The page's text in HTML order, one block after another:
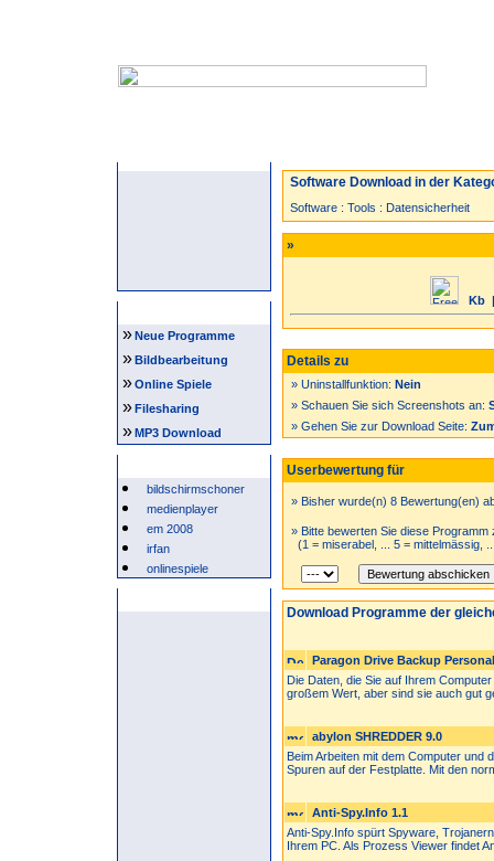
»Neue Programme
»Bildbearbeitung
»Online Spiele
»Filesharing
»MP3 Download
bildschirmschoner
medienplayer
em 2008
irfan
onlinespiele
Software Download in der
Software : Tools : Datensicherheit
»
Kb
Details zu
» Uninstallfunktion: Nein
» Schauen Sie sich Screenshots an:
» Gehen Sie zur Download Seite:
Userbewertung für
» Bisher wurde(n) 8 Bewertung(en)
» Bitte bewerten Sie diese Programm
(1 = miserabel, ... 5 = mittelmässig,
Download Programme der
Paragon Drive Backup
Die Daten, die Sie auf Ihrem
großem Wert, aber sind sie auch gut
abylon SHREDDER 9.0
Beim Arbeiten mit dem Computer und
Spuren auf der Festplatte. Mit den
Anti-Spy.Info 1.1
Anti-Spy.Info spürt Spyware,
Ihrem PC. Als Prozess Viewer findet